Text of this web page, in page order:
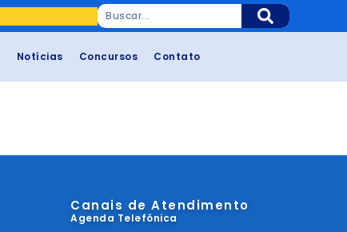
Notícias Concursos Contato
Canais de Atendimento
Agenda Telefônica